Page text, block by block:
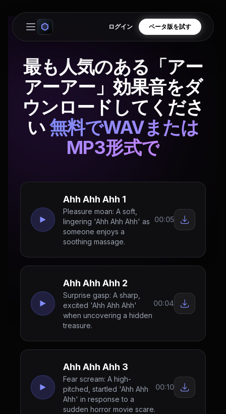
Open main menu
ログイン ベータ版を試す
最も人気のある「アー
アーアー」効果音をダ
ウンロードしてくださ
い無料でWAVまたは
MP3形式で
Ahh Ahh Ahh 1
Pleasure moan: A soft,
lingering 'Ahh Ahh Ahh' as
someone enjoys a
soothing massage.
00:05
Ahh Ahh Ahh 2
Surprise gasp: A sharp,
excited 'Ahh Ahh Ahh'
when uncovering a hidden
treasure.
00:04
Ahh Ahh Ahh 3
Fear scream: A high-
pitched, startled 'Ahh Ahh
Ahh' in response to a
sudden horror movie scare.
00:10